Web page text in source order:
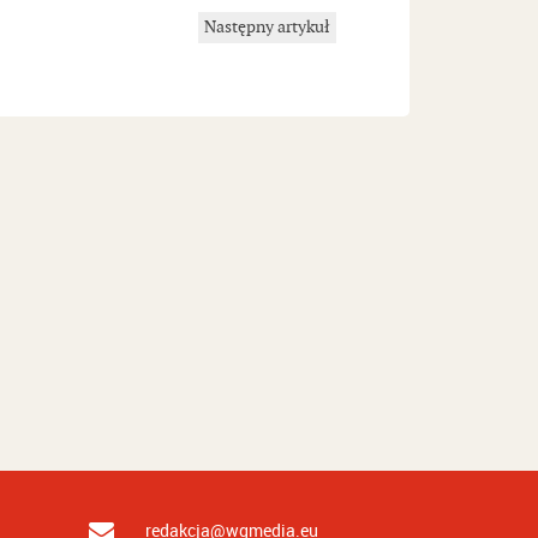
Następny artykuł
redakcja@wgmedia.eu